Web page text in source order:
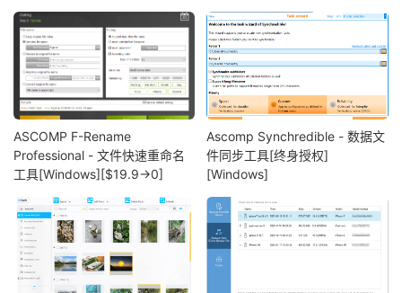
ASCOMP F-Rename
Professional - 文件快速重命名
工具[Windows][$19.9→0]
Ascomp Synchredible - 数据文
件同步工具[终身授权]
[Windows]